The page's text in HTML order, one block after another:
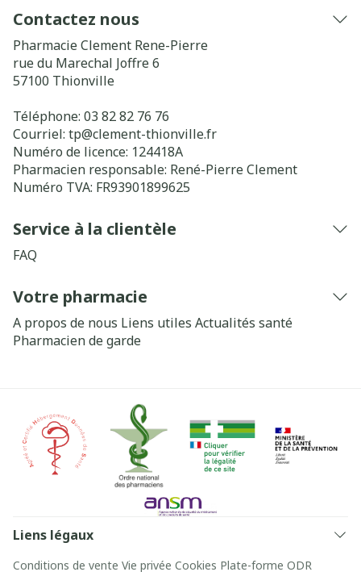
Contactez nous
Pharmacie Clement Rene-Pierre
rue du Marechal Joffre 6
57100 Thionville
Téléphone: 03 82 82 76 76
Courriel: tp@clement-thionville.fr
Numéro de licence: 124418A
Pharmacien responsable: René-Pierre Clement
Numéro TVA: FR93901899625
Service à la clientèle
FAQ
Votre pharmacie
A propos de nous Liens utiles Actualités santé
Pharmacien de garde
Liens légaux
Conditions de vente Vie privée Cookies Plate-forme ODR